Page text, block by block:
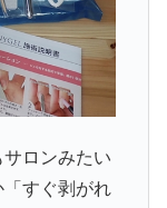
ロンみたい
すぐ剥がれ